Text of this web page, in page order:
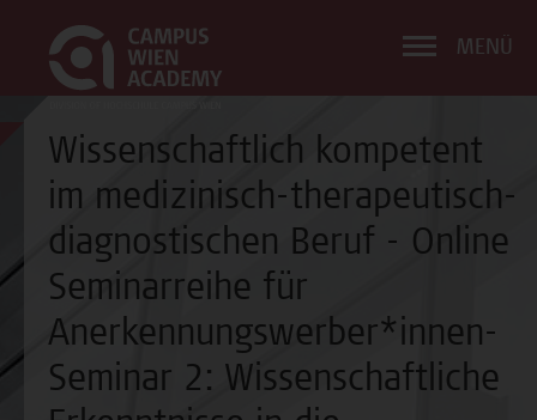
MENÜ
Wissenschaftlich kompetent
im medizinisch-therapeutisch-
diagnostischen Beruf - Online
Seminarreihe für
Anerkennungswerber*innen-
Seminar 2: Wissenschaftliche